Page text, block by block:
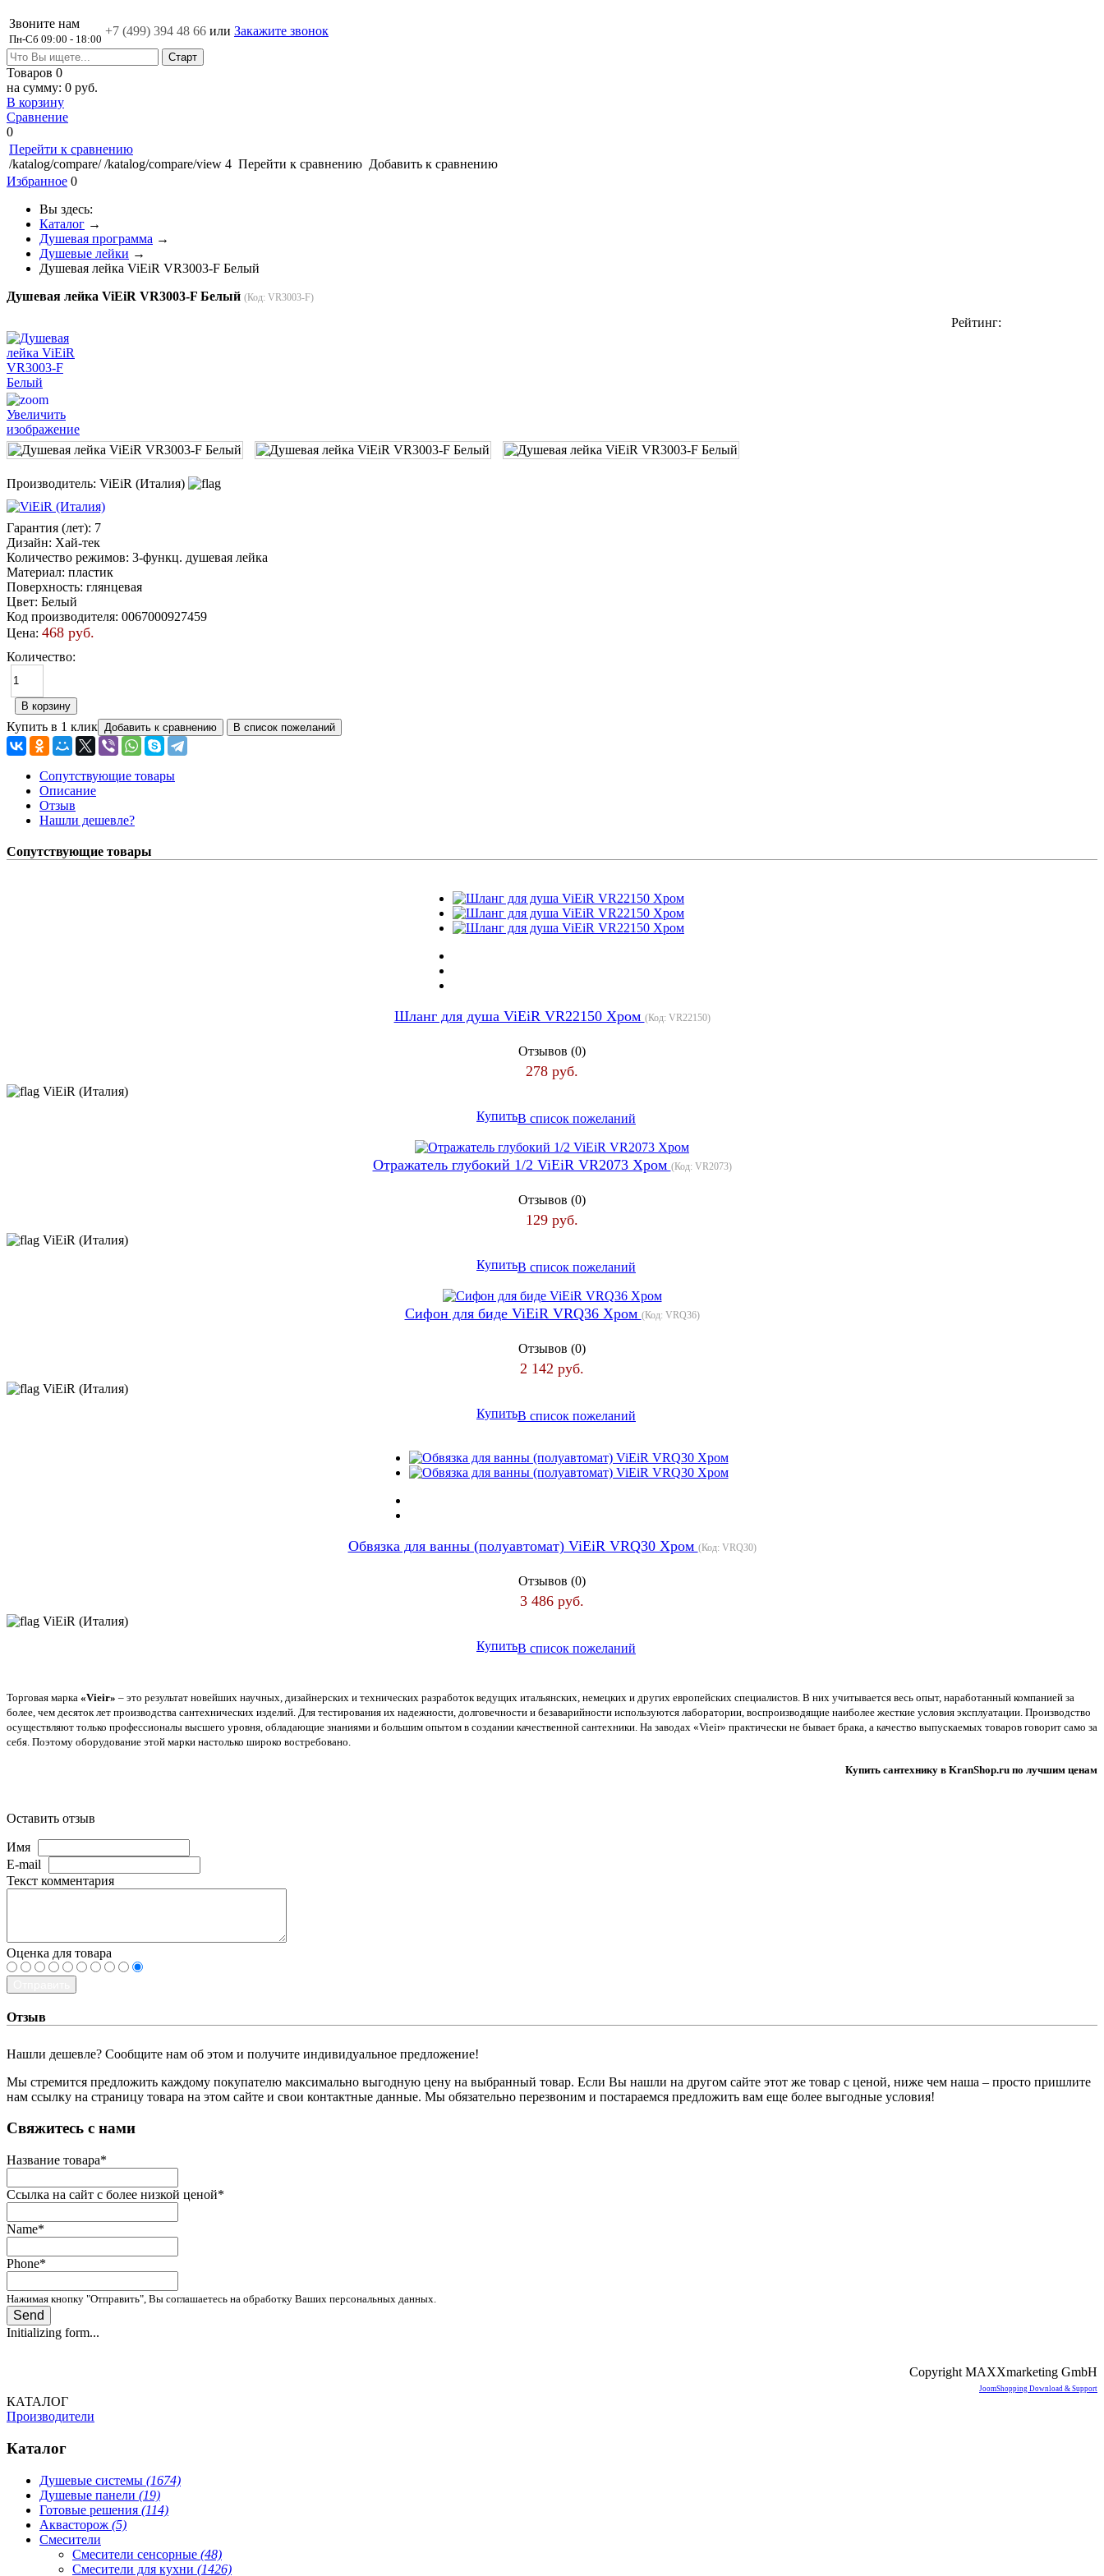
Звоните нам
Пн-Сб 09:00 - 18:00
+7 (499) 394 48 66 или Закажите звонок
Товаров 0
на сумму: 0 руб.
В корзину
Сравнение
0
Перейти к сравнению
/katalog/compare/ /katalog/compare/view 4 Перейти к сравнению Добавить к сравнению
Избранное 0
Вы здесь:
Каталог →
Душевая программа →
Душевые лейки →
Душевая лейка ViEiR VR3003-F Белый
Душевая лейка ViEiR VR3003-F Белый (Код: VR3003-F)
Рейтинг:
Увеличить
изображение
Производитель: ViEiR (Италия)
Гарантия (лет): 7
Дизайн: Хай-тек
Количество режимов: 3-функц. душевая лейка
Материал: пластик
Поверхность: глянцевая
Цвет: Белый
Код производителя: 0067000927459
Цена: 468 руб.
Количество:
Купить в 1 клик
Сопутствующие товары
Описание
Отзыв
Нашли дешевле?
Сопутствующие товары
Шланг для душа ViEiR VR22150 Хром (Код: VR22150)
Отзывов (0)
278 руб.
ViEiR (Италия)
КупитьВ список пожеланий
Отражатель глубокий 1/2 ViEiR VR2073 Хром (Код: VR2073)
Отзывов (0)
129 руб.
ViEiR (Италия)
КупитьВ список пожеланий
Сифон для биде ViEiR VRQ36 Хром (Код: VRQ36)
Отзывов (0)
2 142 руб.
ViEiR (Италия)
КупитьВ список пожеланий
Обвязка для ванны (полуавтомат) ViEiR VRQ30 Хром (Код: VRQ30)
Отзывов (0)
3 486 руб.
ViEiR (Италия)
КупитьВ список пожеланий
Торговая марка «Vieir» – это результат новейших научных, дизайнерских и технических разработок ведущих итальянских, немецких и других европейских специалистов. В них учитывается весь опыт, наработанный компанией за
более, чем десяток лет производства сантехнических изделий. Для тестирования их надежности, долговечности и безаварийности используются лаборатории, воспроизводящие наиболее жесткие условия эксплуатации. Производство
осуществляют только профессионалы высшего уровня, обладающие знаниями и большим опытом в создании качественной сантехники. На заводах «Vieir» практически не бывает брака, а качество выпускаемых товаров говорит само за
себя. Поэтому оборудование этой марки настолько широко востребовано.
Купить сантехнику в KranShop.ru по лучшим ценам
Оставить отзыв
Имя
E-mail
Текст комментария
Оценка для товара
Отзыв
Нашли дешевле? Сообщите нам об этом и получите индивидуальное предложение!
Мы стремится предложить каждому покупателю максимально выгодную цену на выбранный товар. Если Вы нашли на другом сайте этот же товар с ценой, ниже чем наша – просто пришлите
нам ссылку на страницу товара на этом сайте и свои контактные данные. Мы обязательно перезвоним и постараемся предложить вам еще более выгодные условия!
­Свяжитесь с нами
Название товара*
Ссылка на сайт с более низкой ценой*
Name*
Phone*
Нажимая кнопку "Отправить", Вы соглашаетесь на обработку Ваших персональных данных.
Send
Initializing form...
Copyright MAXXmarketing GmbH
JoomShopping Download & Support
КАТАЛОГ
Производители
Каталог
Душевые системы (1674)
Душевые панели (19)
Готовые решения (114)
Аквасторож (5)
Смесители
Смесители сенсорные (48)
Смесители для кухни (1426)